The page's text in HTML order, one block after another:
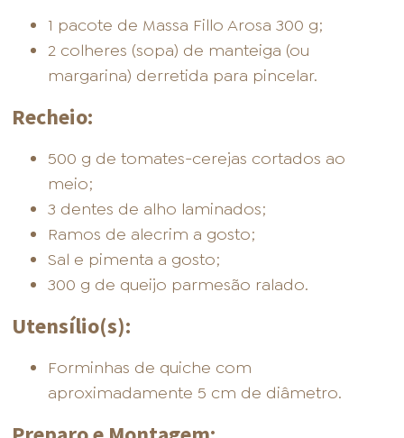
1 pacote de Massa Fillo Arosa 300 g;
2 colheres (sopa) de manteiga (ou
margarina) derretida para pincelar.
Recheio:
500 g de tomates-cerejas cortados ao
meio;
3 dentes de alho laminados;
Ramos de alecrim a gosto;
Sal e pimenta a gosto;
300 g de queijo parmesão ralado.
Utensílio(s):
Forminhas de quiche com
aproximadamente 5 cm de diâmetro.